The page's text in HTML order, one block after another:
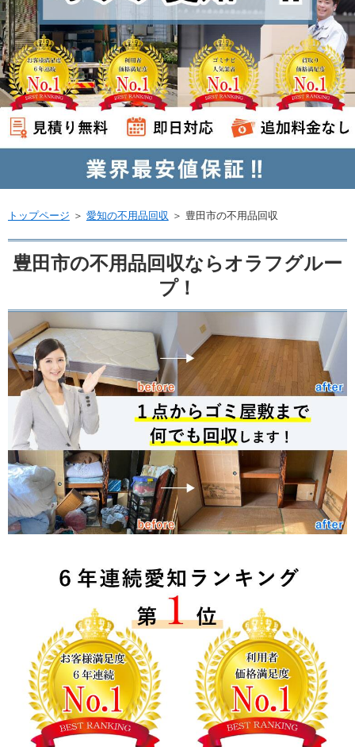
トップページ ＞ 愛知の不用品回収 ＞ 豊田市の不用品回収
豊田市の不用品回収ならオラフグルー
プ！